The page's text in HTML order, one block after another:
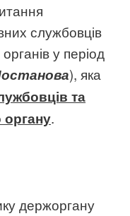
службовців
у період
), яка
та
органу.
держоргану